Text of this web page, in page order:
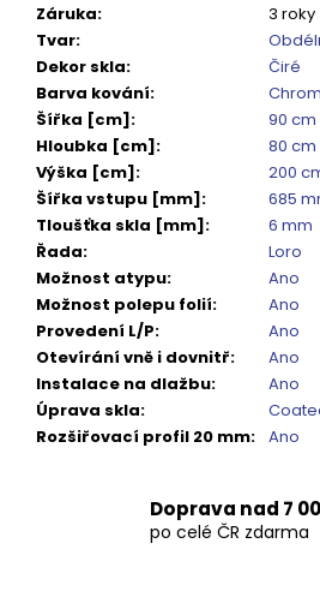
Záruka:
3 roky
Tvar:
Dekor skla:
Čiré
Barva kování:
Chrom
Šířka [cm]:
90 cm
Hloubka [cm]:
80 cm
Výška [cm]:
200
Šířka vstupu [mm]:
685
Tloušťka skla [mm]:
6 mm
Řada:
Loro
Možnost atypu:
Ano
Možnost polepu folií:
Ano
Provedení L/P:
Ano
Otevírání vně i dovnitř:
Ano
Instalace na dlažbu:
Ano
Úprava skla:
Rozšiřovací profil 20 mm: Ano
Doprava nad 7
po celé ČR zdarma
ČIRÉ
SKLO,
GV1014
16
792
Kč
Původně:
20
990
Kč